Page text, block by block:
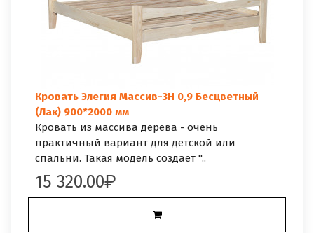
Кровать Элегия Массив-3Н 0,9 Бесцветный
(Лак) 900*2000 мм
Кровать из массива дерева - очень
практичный вариант для детской или
спальни. Такая модель создает "..
15 320.00